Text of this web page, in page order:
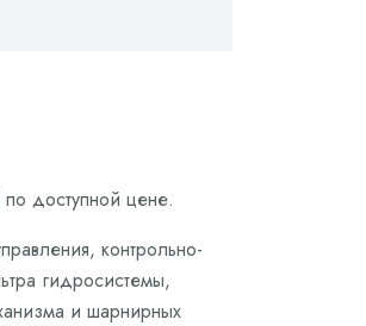
по доступной цене.
контрольно-
гидросистемы,
и шарнирных